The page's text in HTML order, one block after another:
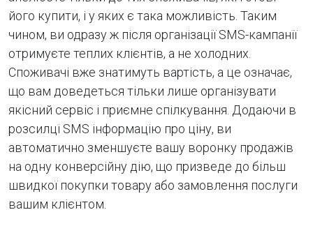
його купити, і у яких є така можливість. Таким
чином, ви одразу ж після організації SMS-кампанії
отримуєте теплих клієнтів, а не холодних.
Споживачі вже знатимуть вартість, а це означає,
що вам доведеться тільки лише організувати
якісний сервіс і приємне спілкування. Додаючи в
розсилці SMS інформацію про ціну, ви
автоматично зменшуєте вашу воронку продажів
на одну конверсійну дію, що призведе до більш
швидкої покупки товару або замовлення послуги
вашим клієнтом.